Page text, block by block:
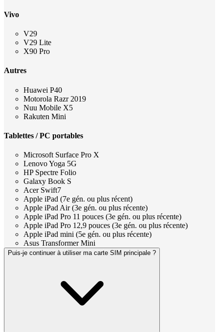
Vivo
V29
V29 Lite
X90 Pro
Autres
Huawei P40
Motorola Razr 2019
Nuu Mobile X5
Rakuten Mini
Tablettes / PC portables
Microsoft Surface Pro X
Lenovo Yoga 5G
HP Spectre Folio
Galaxy Book S
Acer Swift7
Apple iPad (7e gén. ou plus récent)
Apple iPad Air (3e gén. ou plus récente)
Apple iPad Pro 11 pouces (3e gén. ou plus récente)
Apple iPad Pro 12,9 pouces (3e gén. ou plus récente)
Apple iPad mini (5e gén. ou plus récente)
Asus Transformer Mini
Puis-je continuer à utiliser ma carte SIM principale ?